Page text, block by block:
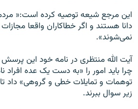
اين مرجع شيعه توصيه کرده است:«
دانا هستند و اگر‏ ‏خطاکاران واقعا
نمی‌شوند».
آيت الله منتظری در نامه خود این
چرا باید امور را «به دست يک عده افراد
توهمات و تمايلات خطی و گروهی» داد
زیر سوال ببرند.